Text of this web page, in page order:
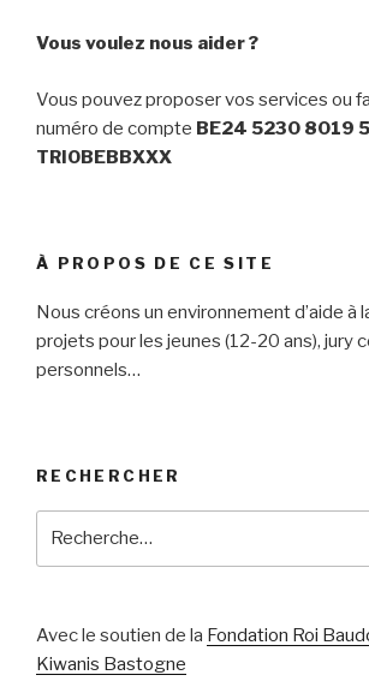
Vous voulez nous aider ?
Vous pouvez proposer vos services ou
numéro de compte BE24 5230 8019
TRIOBEBBXXX
À PROPOS DE CE SITE
Nous créons un environnement d’aide à
projets pour les jeunes (12-20 ans), jury
personnels…
RECHERCHER
Avec le soutien de la Fondation Roi
Kiwanis Bastogne